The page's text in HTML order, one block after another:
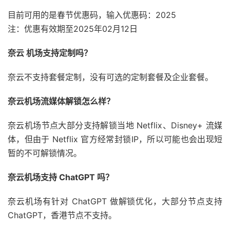
目前可用的是春节优惠码，输入优惠码：2025
注：优惠有效期至2025年02月12日
奈云 机场支持定制吗？
奈云不支持套餐定制，没有可选的定制套餐及企业套餐。
奈云机场流媒体解锁怎么样？
奈云机场节点大部分支持解锁当地 Netflix、Disney+ 流媒
体，但由于 Netflix 官方经常封锁IP，所以可能也会出现短
暂的不可解锁情况。
奈云机场支持 ChatGPT 吗？
奈云机场有针对 ChatGPT 做解锁优化，大部分节点支持
ChatGPT，香港节点不支持。